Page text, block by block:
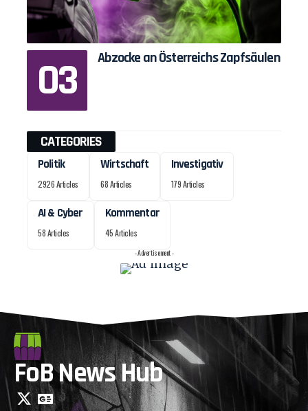
Abzocke an Österreichs Zapfsäulen
CATEGORIES
Politik
2926 Articles
Wirtschaft
68 Articles
Investigativ
179 Articles
AI & Cyber
58 Articles
Kommentar
45 Articles
- Advertisement -
FoB News Hub